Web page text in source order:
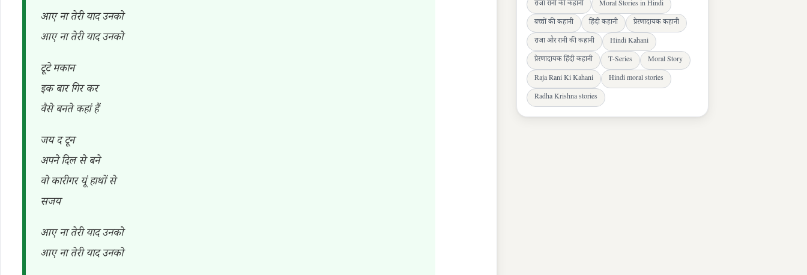
आए ना तेरी याद उनको
आए ना तेरी याद उनको
टूटे मकान
इक बार गिर कर
वैसे बनते कहां हैं
जय द टून
अपने दिल से बने
वो कारीगर यूं हाथों से
सजय
आए ना तेरी याद उनको
आए ना तेरी याद उनको
राजा रानी की कहानी
Moral Stories in Hindi
बच्चों की कहानी
हिंदी कहानी
प्रेरणादायक कहानी
राजा और रानी की कहानी
Hindi Kahani
प्रेरणादायक हिंदी कहानी
T-Series
Moral Story
Raja Rani Ki Kahani
Hindi moral stories
Radha Krishna stories